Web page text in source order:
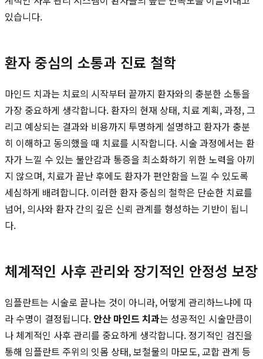
있습니다.
환자 중심의 소통과 진료 철학
마인드 치과는 치료의 시작부터 끝까지 환자와의 충분한 소통을
가장 중요하게 생각합니다. 환자의 현재 상태, 치료 계획, 과정, 그
리고 예상되는 결과와 비용까지 투명하게 설명하고 환자가 충분
히 이해하고 동의했을 때 치료를 시작합니다. 시술 과정에서는 환
자가 느낄 수 있는 불안감과 통증을 최소화하기 위한 노력을 아끼
지 않으며, 치료가 끝난 후에도 환자가 편안함을 느낄 수 있도록
세심하게 배려합니다. 이러한 환자 중심의 철학은 단순한 치료를
넘어, 의사와 환자 간의 깊은 신뢰 관계를 형성하는 기반이 됩니
다.
체계적인 사후 관리와 장기적인 안정성 보장
임플란트는 시술로 끝나는 것이 아니라, 어떻게 관리하느냐에 따
라 수명이 결정됩니다. 안산 마인드 치과는 성공적인 시술만큼이
나 체계적인 사후 관리를 중요하게 생각합니다. 정기적인 검진을
통해 임플란트 주위의 잇몸 상태, 보철물의 마모도, 교합 관계 등